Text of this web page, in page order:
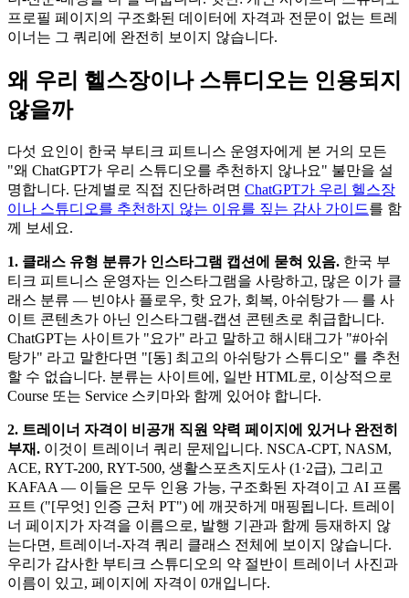
프로필 페이지의 구조화된 데이터에 자격과 전문이 없는 트레
이너는 그 쿼리에 완전히 보이지 않습니다.
왜 우리 헬스장이나 스튜디오는 인용되지
않을까
다섯 요인이 한국 부티크 피트니스 운영자에게 본 거의 모든
"왜 ChatGPT가 우리 스튜디오를 추천하지 않나요" 불만을 설
명합니다. 단계별로 직접 진단하려면 ChatGPT가 우리 헬스장
이나 스튜디오를 추천하지 않는 이유를 짚는 감사 가이드를 함
께 보세요.
1. 클래스 유형 분류가 인스타그램 캡션에 묻혀 있음. 한국 부
티크 피트니스 운영자는 인스타그램을 사랑하고, 많은 이가 클
래스 분류 — 빈야사 플로우, 핫 요가, 회복, 아쉬탕가 — 를 사
이트 콘텐츠가 아닌 인스타그램-캡션 콘텐츠로 취급합니다.
ChatGPT는 사이트가 "요가" 라고 말하고 해시태그가 "#아쉬
탕가" 라고 말한다면 "[동] 최고의 아쉬탕가 스튜디오" 를 추천
할 수 없습니다. 분류는 사이트에, 일반 HTML로, 이상적으로
Course 또는 Service 스키마와 함께 있어야 합니다.
2. 트레이너 자격이 비공개 직원 약력 페이지에 있거나 완전히
부재. 이것이 트레이너 쿼리 문제입니다. NSCA-CPT, NASM,
ACE, RYT-200, RYT-500, 생활스포츠지도사 (1·2급), 그리고
KAFAA — 이들은 모두 인용 가능, 구조화된 자격이고 AI 프롬
프트 ("[무엇] 인증 근처 PT") 에 깨끗하게 매핑됩니다. 트레이
너 페이지가 자격을 이름으로, 발행 기관과 함께 등재하지 않
는다면, 트레이너-자격 쿼리 클래스 전체에 보이지 않습니다.
우리가 감사한 부티크 스튜디오의 약 절반이 트레이너 사진과
이름이 있고, 페이지에 자격이 0개입니다.